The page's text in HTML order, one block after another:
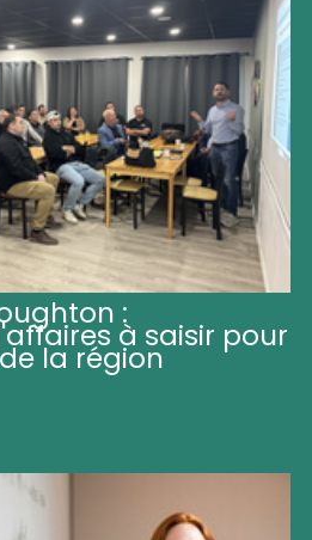
:
à saisir pour
la région